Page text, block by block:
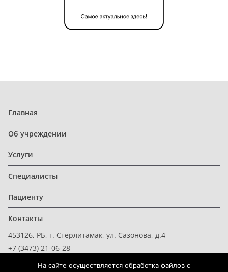
Главная
Об учреждении
Услуги
Специалисты
Пациенту
Контакты
453126, РБ, г. Стерлитамак, ул. Сазонова, д.4
+7 (3473) 21-06-28
На сайте осуществляется обработка файлов с